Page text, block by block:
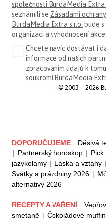
společnosti BurdaMedia Extra
seznámili se Zásadami
BurdaMedia Extra s.r.o. bude
organizaci a vyhodnocení
Chcete navíc dostávat i
informace od našich
zpracováním údajů k
soukromí BurdaMedia
© 2003—2026
DOPORUČUJEME Děsivá
| Partnerský horoskop | Pick
jazykolamy | Láska a vztahy |
Svátky a prázdniny 2026 |
alternativy 2026
RECEPTY A VAŘENÍ
smetaně | Čokoládové